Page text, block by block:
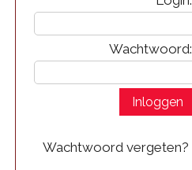
Wachtwoord:
Wachtwoord vergeten?